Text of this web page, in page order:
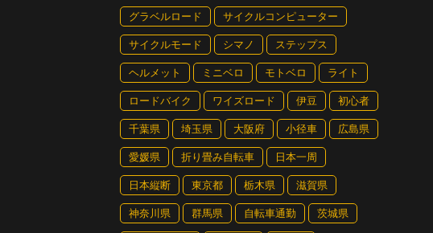
グラベルロード サイクルコンピューター
サイクルモード シマノ ステップス
ヘルメット ミニベロ モトベロ ライト
ロードバイク ワイズロード 伊豆 初心者
千葉県 埼玉県 大阪府 小径車 広島県
愛媛県 折り畳み自転車 日本一周
日本縦断 東京都 栃木県 滋賀県
神奈川県 群馬県 自転車通勤 茨城県